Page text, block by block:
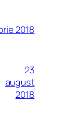
2018
23
august
2018